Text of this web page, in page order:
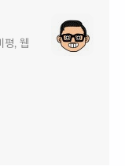
평, 웹